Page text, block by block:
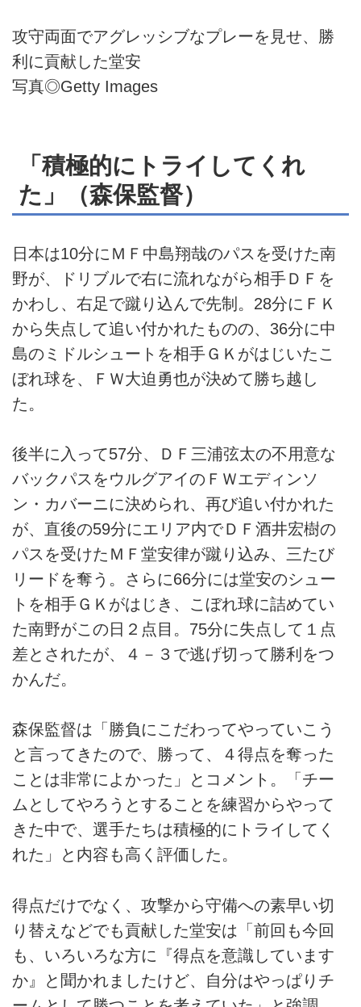
攻守両面でアグレッシブなプレーを見せ、勝
利に貢献した堂安
写真◎Getty Images
「積極的にトライしてくれ
た」（森保監督）
日本は10分にＭＦ中島翔哉のパスを受けた南
野が、ドリブルで右に流れながら相手ＤＦを
かわし、右足で蹴り込んで先制。28分にＦＫ
から失点して追い付かれたものの、36分に中
島のミドルシュートを相手ＧＫがはじいたこ
ぼれ球を、ＦＷ大迫勇也が決めて勝ち越し
た。
後半に入って57分、ＤＦ三浦弦太の不用意な
バックパスをウルグアイのＦＷエディンソ
ン・カバーニに決められ、再び追い付かれた
が、直後の59分にエリア内でＤＦ酒井宏樹の
パスを受けたＭＦ堂安律が蹴り込み、三たび
リードを奪う。さらに66分には堂安のシュー
トを相手ＧＫがはじき、こぼれ球に詰めてい
た南野がこの日２点目。75分に失点して１点
差とされたが、４－３で逃げ切って勝利をつ
かんだ。
森保監督は「勝負にこだわってやっていこう
と言ってきたので、勝って、４得点を奪った
ことは非常によかった」とコメント。「チー
ムとしてやろうとすることを練習からやって
きた中で、選手たちは積極的にトライしてく
れた」と内容も高く評価した。
得点だけでなく、攻撃から守備への素早い切
り替えなどでも貢献した堂安は「前回も今回
も、いろいろな方に『得点を意識しています
か』と聞かれましたけど、自分はやっぱりチ